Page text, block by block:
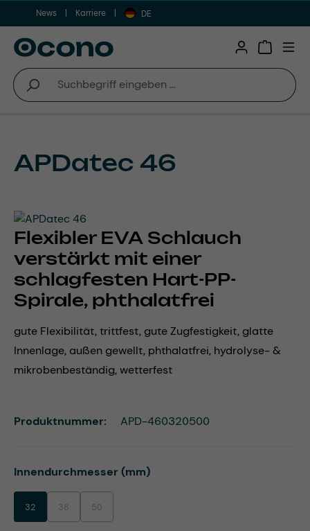
Zum Hauptinhalt springen
News Karriere DE
APDatec 46
Flexibler EVA Schlauch
verstärkt mit einer
schlagfesten Hart-PP-
Spirale, phthalatfrei
gute Flexibilität, trittfest, gute Zugfestigkeit, glatte
Innenlage, außen gewellt, phthalatfrei, hydrolyse- &
mikrobenbeständig, wetterfest
Innendurchmesser (mm)auswählen
32 38(Diese Option ist zurzeit nicht verfügbar.)
50(Diese Option ist zurzeit nicht verfügbar.)
Produktnummer: APD-460320500